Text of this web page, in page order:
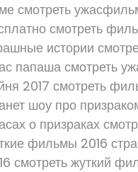
смотреть
смотреть
истории
папаша смотреть
2017 смотреть
шоу про
о призраках
фильмы 2016
смотреть жуткий